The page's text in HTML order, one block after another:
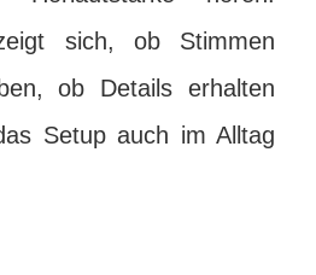
sich, ob Stimmen
ob Details erhalten
Setup auch im Alltag